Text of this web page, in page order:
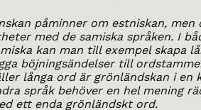
påminner om estniskan, men
med de samiska språken. I
kan man till exempel skapa
böjningsändelser till
långa ord är grönländskan i en
språk behöver en hel mening
ett enda grönländskt ord.